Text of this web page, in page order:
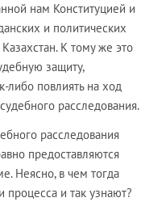
нам Конституцией и
и политических
К тому же это
защиту,
либо повлиять на ход
расследования.
расследования
предоставляются
Неясно, в чем тогда
процесса и так узнают?